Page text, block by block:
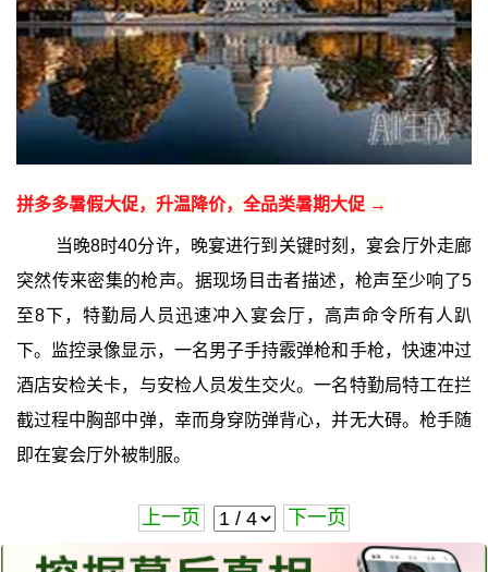
拼多多暑假大促，升温降价，全品类暑期大促 →
当晚8时40分许，晚宴进行到关键时刻，宴会厅外走廊
突然传来密集的枪声。据现场目击者描述，枪声至少响了5
至8下，特勤局人员迅速冲入宴会厅，高声命令所有人趴
下。监控录像显示，一名男子手持霰弹枪和手枪，快速冲过
酒店安检关卡，与安检人员发生交火。一名特勤局特工在拦
截过程中胸部中弹，幸而身穿防弹背心，并无大碍。枪手随
即在宴会厅外被制服。
上一页 下一页